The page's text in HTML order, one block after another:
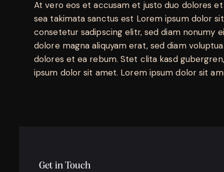
At vero eos et accusam et justo duo dolores
sea takimata sanctus est Lorem ipsum dolor
consetetur sadipscing elitr, sed diam nonumy
dolore magna aliquyam erat, sed diam
dolores et ea rebum. Stet clita kasd
ipsum dolor sit amet. Lorem ipsum dolor sit
Get in Touch